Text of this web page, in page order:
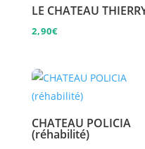
LE CHATEAU
2,90€
CHATEAU POLICIA
(réhabilité)